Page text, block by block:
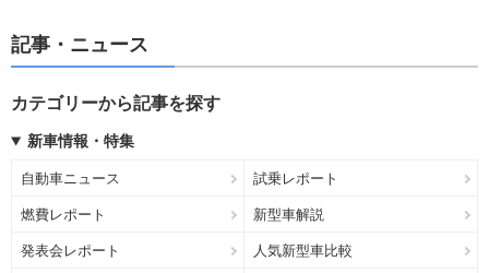
記事・ニュース
カテゴリーから記事を探す
新車情報・特集
自動車ニュース 試乗レポート
燃費レポート 新型車解説
発表会レポート 人気新型車比較